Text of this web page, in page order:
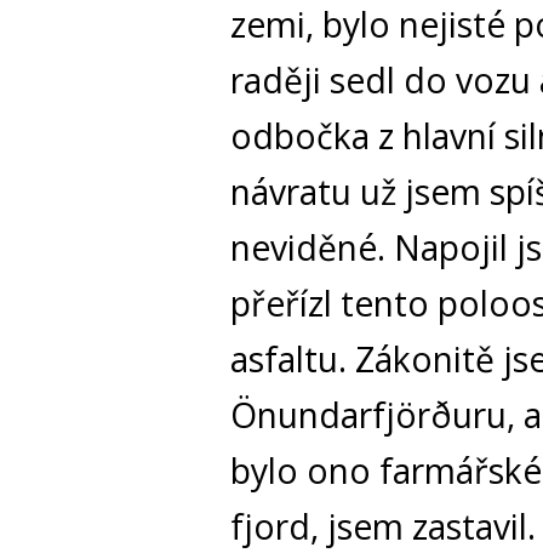
zemi, bylo nejisté
raději sedl do vozu
odbočka z hlavní
návratu už jsem
neviděné. Napojil
přeřízl tento
asfaltu. Zákonitě
Önundarfjörðuru,
bylo ono
fjord, jsem